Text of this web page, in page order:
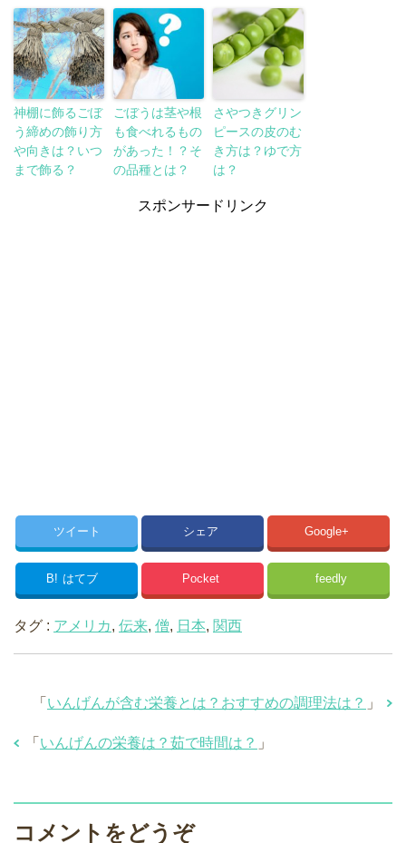
神棚に飾るごぼ
う締めの飾り方
や向きは？いつ
まで飾る？
ごぼうは茎や根
も食べれるもの
があった！？そ
の品種とは？
さやつきグリン
ピースの皮のむ
き方は？ゆで方
は？
スポンサードリンク
ツイート シェア Google+
B! はてブ Pocket feedly
タグ : アメリカ, 伝来, 僧, 日本, 関西
「 いんげんが含む栄養とは？おすすめの調理法は？ 」
「 いんげんの栄養は？茹で時間は？ 」
コメントをどうぞ